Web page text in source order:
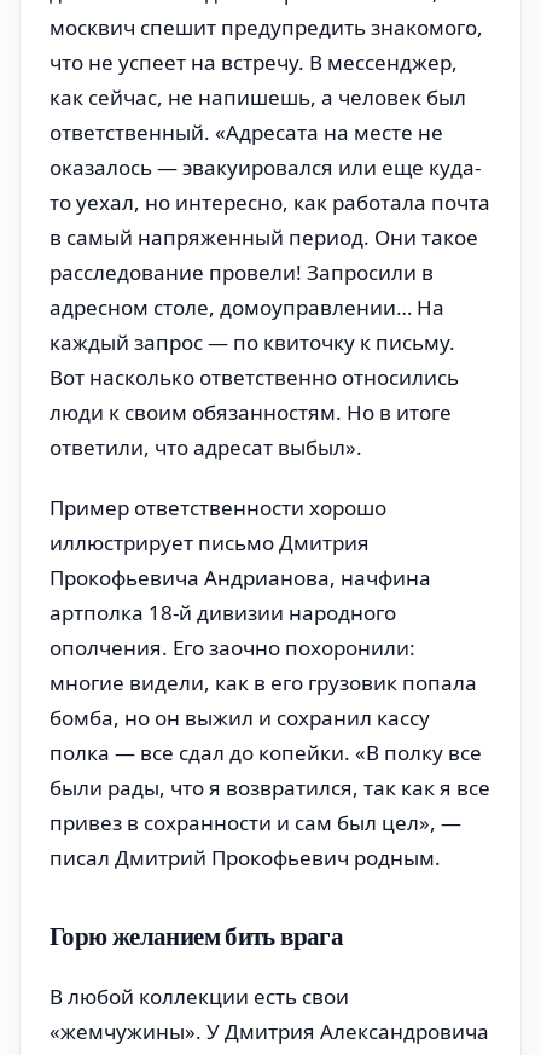
москвич спешит предупредить знакомого,
что не успеет на встречу. В мессенджер,
как сейчас, не напишешь, а человек был
ответственный. «Адресата на месте не
оказалось — эвакуировался или еще куда-
то уехал, но интересно, как работала почта
в самый напряженный период. Они такое
расследование провели! Запросили в
адресном столе, домоуправлении… На
каждый запрос — по квиточку к письму.
Вот насколько ответственно относились
люди к своим обязанностям. Но в итоге
ответили, что адресат выбыл».
Пример ответственности хорошо
иллюстрирует письмо Дмитрия
Прокофьевича Андрианова, начфина
артполка 18-й дивизии народного
ополчения. Его заочно похоронили:
многие видели, как в его грузовик попала
бомба, но он выжил и сохранил кассу
полка — все сдал до копейки. «В полку все
были рады, что я возвратился, так как я все
привез в сохранности и сам был цел», —
писал Дмитрий Прокофьевич родным.
Горю желанием бить врага
В любой коллекции есть свои
«жемчужины». У Дмитрия Александровича